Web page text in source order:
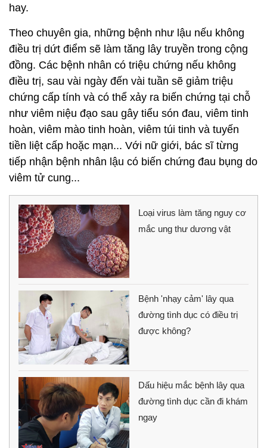
hay.
Theo chuyên gia, những bệnh như lậu nếu không
điều trị dứt điểm sẽ làm tăng lây truyền trong cộng
đồng. Các bệnh nhân có triệu chứng nếu không
điều trị, sau vài ngày đến vài tuần sẽ giảm triệu
chứng cấp tính và có thể xảy ra biến chứng tại chỗ
như viêm niệu đạo sau gây tiểu són đau, viêm tinh
hoàn, viêm mào tinh hoàn, viêm túi tinh và tuyến
tiền liệt cấp hoặc mạn... Với nữ giới, bác sĩ từng
tiếp nhận bệnh nhân lậu có biến chứng đau bụng do
viêm tử cung...
Loại virus làm tăng nguy cơ
mắc ung thư dương vật
Bệnh 'nhạy cảm' lây qua
đường tình dục có điều trị
được không?
Dấu hiệu mắc bệnh lây qua
đường tình dục cần đi khám
ngay